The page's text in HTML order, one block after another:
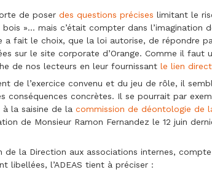
de poser des questions précises limitant le
bois »… mais c’était compter dans l’imagination
a fait le choix, que la loi autorise, de répondre
sur le site corporate d’Orange. Comme il faut
de nos lecteurs en leur fournissant le lien direct
de l’exercice convenu et du jeu de rôle, il
conséquences concrètes. Il se pourrait par
la saisine de la commission de déontologie de
de Monsieur Ramon Fernandez le 12 juin
de la Direction aux associations internes,
libellées, l’ADEAS tient à préciser :